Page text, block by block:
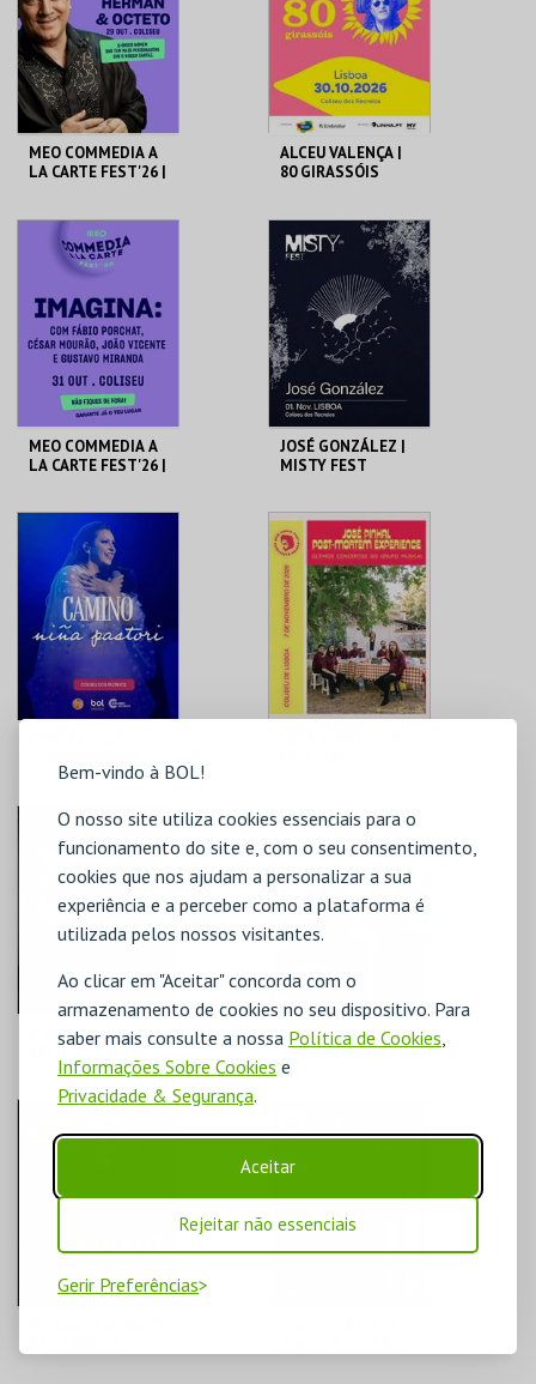
Bem-vindo à BOL!
O nosso site utiliza cookies essenciais para o
funcionamento do site e, com o seu consentimento,
cookies que nos ajudam a personalizar a sua
experiência e a perceber como a plataforma é
utilizada pelos nossos visitantes.
Ao clicar em "Aceitar" concorda com o
armazenamento de cookies no seu dispositivo. Para
saber mais consulte a nossa Política de Cookies,
Informações Sobre Cookies e
Privacidade & Segurança.
Aceitar
Rejeitar não essenciais
Gerir Preferências
MAIS INFO
COMPRAR
MAIS INFO
COMPRAR
MEO COMMEDIA A
LA CARTE FEST'26 |
COLISEU DE LISBOA
MAIS INFO
COMPRAR
ALCEU VALENÇA |
80 GIRASSÓIS
COLISEU DE LISBOA
MAIS INFO
COMPRAR
MEO COMMEDIA A
LA CARTE FEST'26 |
COLISEU DE LISBOA
MAIS INFO
COMPRAR
JOSÉ GONZÁLEZ |
MISTY FEST
COLISEU DE LISBOA
MAIS INFO
COMPRAR
2025 | LISBOA
COLISEU DE LISBOA
MAIS INFO
COMPRAR
COLISEU DE LISBOA
COMPRAR
O BARBEIRO DE
DE GIOACHINO
ROSSINI
COLISEU DE LISBOA
VIRGEM SUTA |
SALA DE ESTAR
COMPRAR